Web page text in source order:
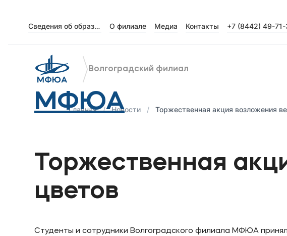
Сведения об образовательной организации О филиале Медиа Контакты +7 (8442) 49-71-
МФЮА
Волгоградский филиал
Лицензии и документы
Сведения об образовательной организации
Абитуриенту
Абитуриентам
Высшее
Главная Новости Торжественная акция возложения
Торжественная
цветов
Студенты и сотрудники Волгоградского филиала МФЮА